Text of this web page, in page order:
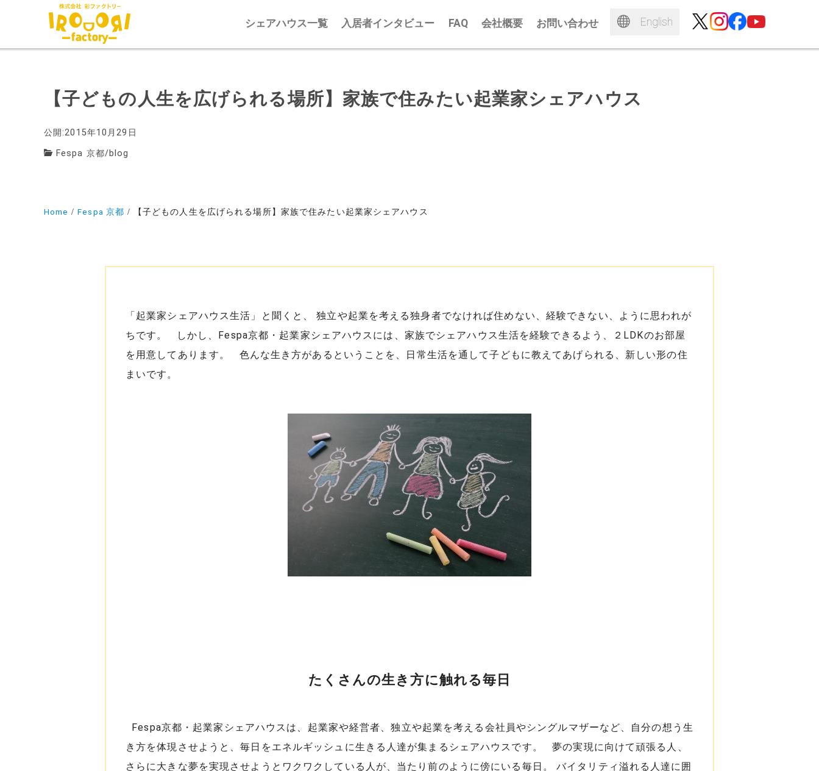
シェアハウス一覧 入居者インタビュー FAQ 会社概要 お問い合わせ English
【子どもの人生を広げられる場所】家族で住みたい起業家シェアハウス
公開:2015年10月29日
Fespa 京都/blog
Home Fespa 京都 【子どもの人生を広げられる場所】家族で住みたい起業家シェアハウス
「起業家シェアハウス生活」と聞くと、 独立や起業を考える独身者でなければ住めない、経験できない、ように思われが
ちです。 しかし、Fespa京都・起業家シェアハウスには、家族でシェアハウス生活を経験できるよう、２LDKのお部屋
を用意してあります。 色んな生き方があるということを、日常生活を通して子どもに教えてあげられる、新しい形の住
まいです。
たくさんの生き方に触れる毎日
Fespa京都・起業家シェアハウスは、起業家や経営者、独立や起業を考える会社員やシングルマザーなど、自分の想う生
き方を体現させようと、毎日をエネルギッシュに生きる人達が集まるシェアハウスです。 夢の実現に向けて頑張る人、
さらに大きな夢を実現させようとワクワクしている人が、当たり前のように傍にいる毎日。 バイタリティ溢れる人達に囲